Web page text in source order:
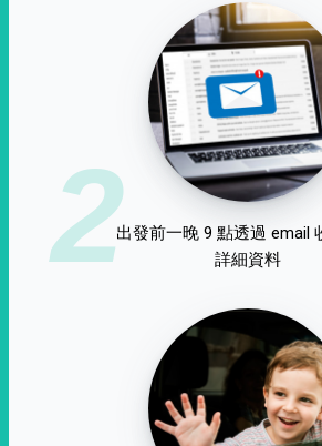
2出發前一晚 9 點透過 email
詳細資料